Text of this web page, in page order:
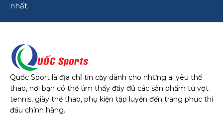
nhất.
Quốc Sport là địa chỉ tin cậy dành cho những ai yêu thể
thao, nơi bạn có thể tìm thấy đầy đủ các sản phẩm từ vợt
tennis, giày thể thao, phụ kiện tập luyện đến trang phục thi
đấu chính hãng.